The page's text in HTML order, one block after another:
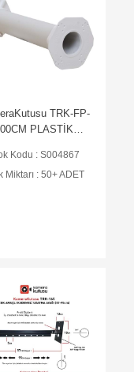
TRK-FP-
PLASTİK
Kodu : S004867
Miktarı : 50+ ADET